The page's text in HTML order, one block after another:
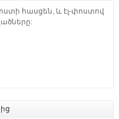
հասցեն, և էլ-փոստով